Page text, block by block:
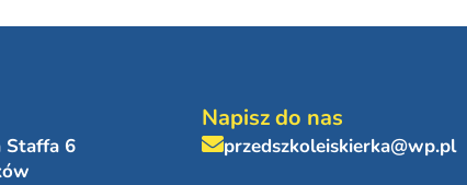
Staffa 6
Napisz do nas
przedszkoleiskierka@wp.pl